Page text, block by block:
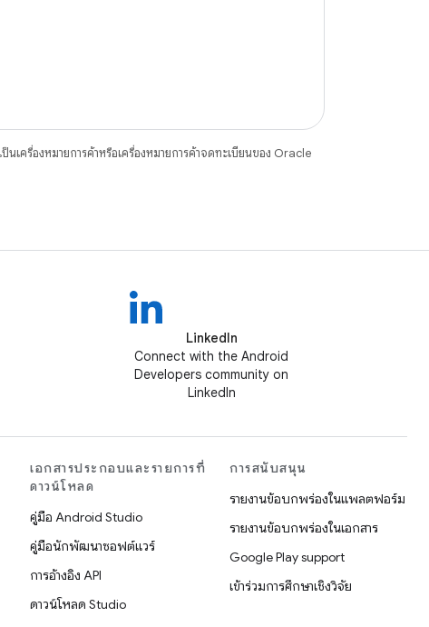
นเครื่องหมายการค้าหรือเครื่องหมายการค้าจดทะเบียนของ Oracle
LinkedIn
Connect with the Android
Developers community on
LinkedIn
เอกสารประกอบและรายการที่
ดาวน์โหลด
คู่มือ Android Studio
คู่มือนักพัฒนาซอฟต์แวร์
การอ้างอิง API
ดาวน์โหลด Studio
การสนับสนุน
รายงานข้อบกพร่องในแพลตฟอร์ม
รายงานข้อบกพร่องในเอกสาร
Google Play support
เข้าร่วมการศึกษาเชิงวิจัย